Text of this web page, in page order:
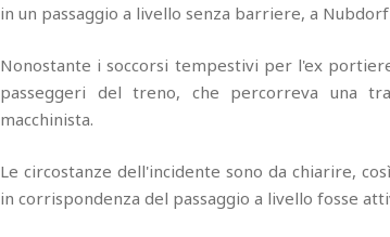
in un passaggio a livello senza barriere, a
Nonostante i soccorsi tempestivi per l'ex
passeggeri del treno, che percorreva una
macchinista.
Le circostanze dell'incidente sono da chiarire,
in corrispondenza del passaggio a livello fosse